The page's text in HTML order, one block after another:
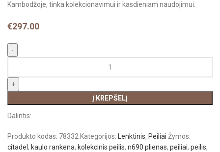
Kambodžoje, tinka kolekcionavimui ir kasdieniam naudojimui.
€297.00
Į KREPŠELĮ
Dalintis:
Produkto kodas: 78332 Kategorijos: Lenktinis, Peiliai Žymos:
citadel, kaulo rankena, kolekcinis peilis, n690 plienas, peiliai, peilis,